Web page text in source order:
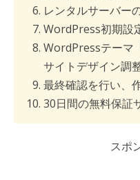
レンタルサーバー
WordPress初期設
WordPressテーマ
サイトデザイン調
最終確認を行い、
30日間の無料保証
スポ